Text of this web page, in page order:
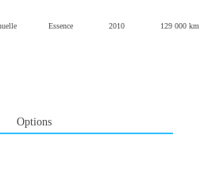
Essence 2010 129 000 km
Options